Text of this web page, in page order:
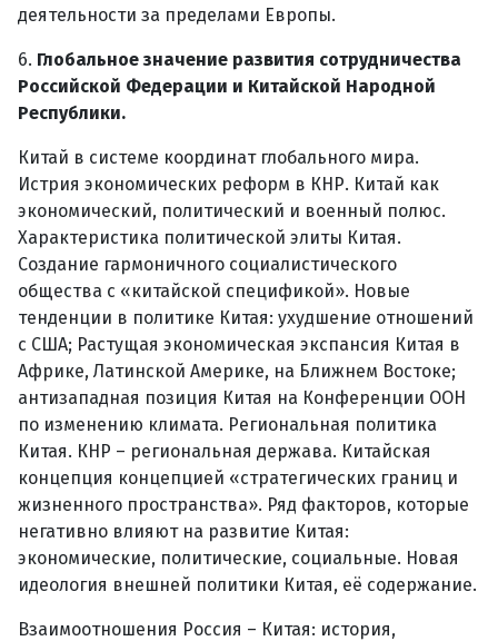
деятельности за пределами Европы.
6. Глобальное значение развития сотрудничества
Российской Федерации и Китайской Народной
Республики.
Китай в системе координат глобального мира.
Истрия экономических реформ в КНР. Китай как
экономический, политический и военный полюс.
Характеристика политической элиты Китая.
Создание гармоничного социалистического
общества с «китайской спецификой». Новые
тенденции в политике Китая: ухудшение отношений
с США; Растущая экономическая экспансия Китая в
Африке, Латинской Америке, на Ближнем Востоке;
антизападная позиция Китая на Конференции ООН
по изменению климата. Региональная политика
Китая. КНР – региональная держава. Китайская
концепция концепцией «стратегических границ и
жизненного пространства». Ряд факторов, которые
негативно влияют на развитие Китая:
экономические, политические, социальные. Новая
идеология внешней политики Китая, её содержание.
Взаимоотношения Россия – Китая: история,